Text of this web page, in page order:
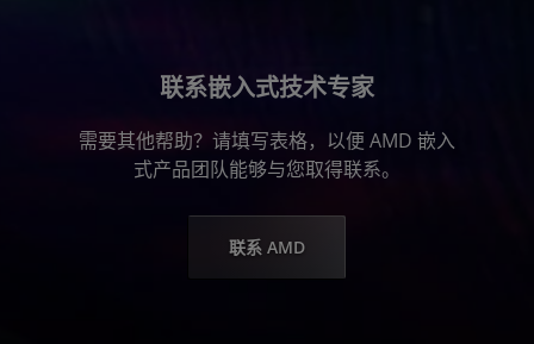
联系嵌入式技术专家
需要其他帮助？请填写表格，以便 AMD 嵌入
式产品团队能够与您取得联系。
联系 AMD